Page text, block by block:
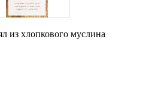
из хлопкового муслина